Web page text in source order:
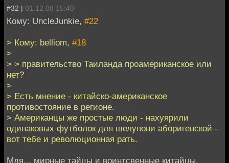
#32 | 01.12.08 15:40
Кому: UncleJunkie, #22
> Кому: belliom, #18
>
> > правительство Таиланда проамериканское или
нет?
>
> Есть мнение - китайско-американское
противостояние в регионе.
> Американцы же простые люди - нахуярили
одинаковых футболок для шелупони аборигенской -
вот тебе и революционная рать.
Мдя... мирные тайцы и воинтсвенные китайцы.